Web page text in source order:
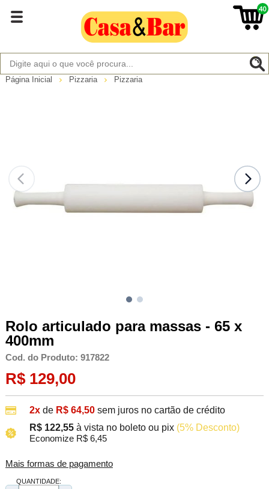
40
Página Inicial Pizzaria Pizzaria
Rolo articulado para massas - 65 x
400mm
Cod. do Produto: 917822
R$ 129,00
2xde R$ 64,50 sem juros no cartão de crédito
R$ 122,55 à vista no boleto ou pix (5% Desconto)
Economize R$ 6,45
Mais formas de pagamento
QUANTIDADE: